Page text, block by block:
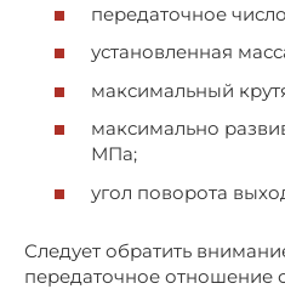
передаточное
установленная
максимальный
максимально
МПа;
угол поворота
Следует обратить
передаточное отношение